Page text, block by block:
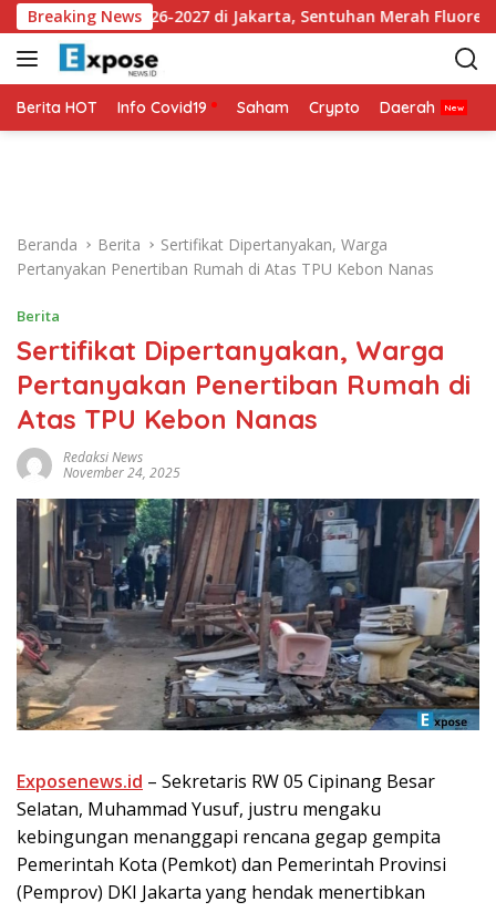
a
g
u
Breaking News
Ketiga 2026-2027 di Jakarta, Sentuhan Merah Fluoresen Jadi
Berita HOT Info Covid19 Saham Crypto Daerah
Beranda Berita
Sertifikat Dipertanyakan, Warga
Pertanyakan Penertiban Rumah di Atas TPU Kebon Nanas
Berita
Sertifikat Dipertanyakan, Warga
Pertanyakan Penertiban Rumah di
Atas TPU Kebon Nanas
Redaksi News
November 24, 2025
Exposenews.id – Sekretaris RW 05 Cipinang Besar
Selatan, Muhammad Yusuf, justru mengaku
kebingungan menanggapi rencana gegap gempita
Pemerintah Kota (Pemkot) dan Pemerintah Provinsi
(Pemprov) DKI Jakarta yang hendak menertibkan